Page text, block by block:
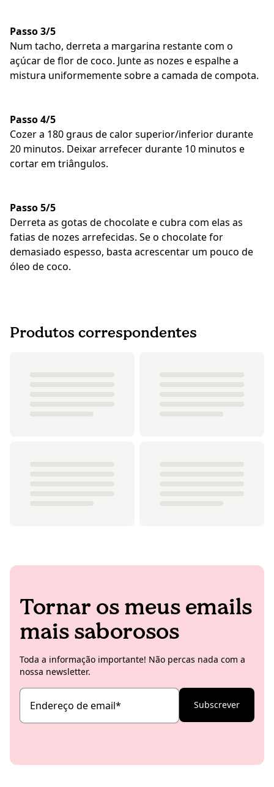
Passo 3/5
Num tacho, derreta a margarina restante com o
açúcar de flor de coco. Junte as nozes e espalhe a
mistura uniformemente sobre a camada de compota.
Passo 4/5
Cozer a 180 graus de calor superior/inferior durante
20 minutos. Deixar arrefecer durante 10 minutos e
cortar em triângulos.
Passo 5/5
Derreta as gotas de chocolate e cubra com elas as
fatias de nozes arrefecidas. Se o chocolate for
demasiado espesso, basta acrescentar um pouco de
óleo de coco.
Produtos correspondentes
Tornar os meus emails
mais saborosos
Toda a informação importante! Não percas nada com a
nossa newsletter.
Endereço de email* Subscrever